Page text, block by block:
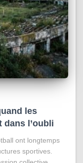
les
dans l’oubli
ont longtemps
sportives.